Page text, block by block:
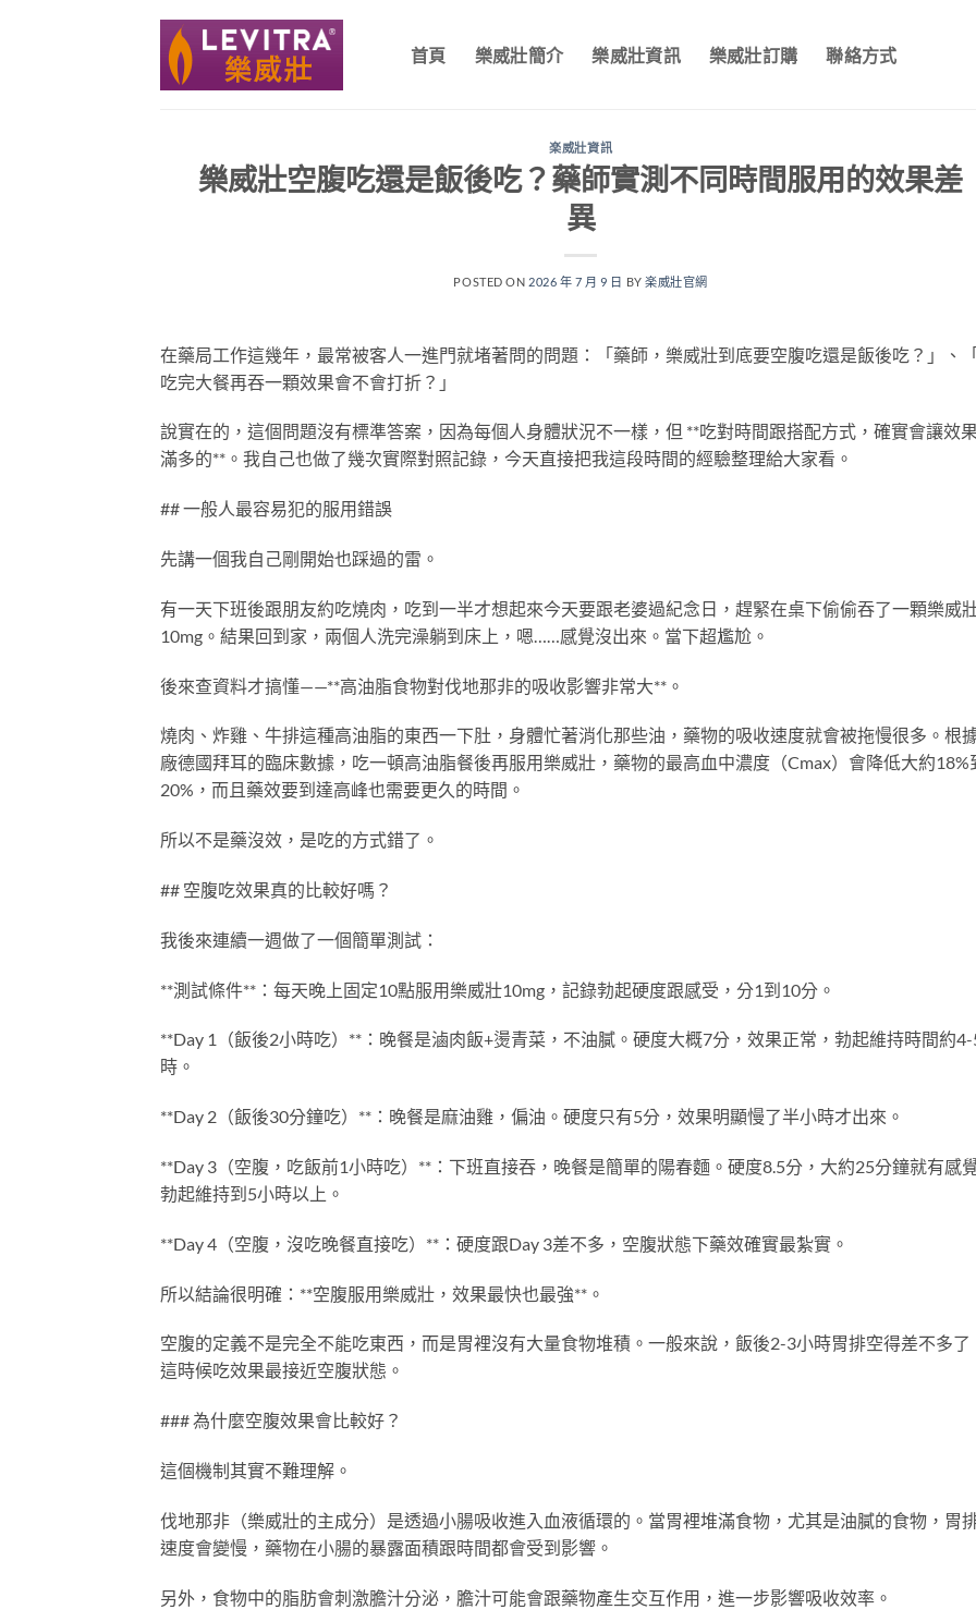
首頁 樂威壯簡介 樂威壯資訊 樂威壯訂購 聯絡方式
楽威壯資訊
樂威壯空腹吃還是飯後吃？藥師實測不同時間服用的效果差
異
POSTED ON 2026 年 7 月 9 日 BY楽威壯官網
在藥局工作這幾年，最常被客人一進門就堵著問的問題：「藥師，樂威壯到底要空腹吃還是飯後吃？」、
吃完大餐再吞一顆效果會不會打折？」
說實在的，這個問題沒有標準答案，因為每個人身體狀況不一樣，但 **吃對時間跟搭配方式，確實會讓效
滿多的**。我自己也做了幾次實際對照記錄，今天直接把我這段時間的經驗整理給大家看。
## 一般人最容易犯的服用錯誤
先講一個我自己剛開始也踩過的雷。
有一天下班後跟朋友約吃燒肉，吃到一半才想起來今天要跟老婆過紀念日，趕緊在桌下偷偷吞了一顆樂威
10mg。結果回到家，兩個人洗完澡躺到床上，嗯……感覺沒出來。當下超尷尬。
後來查資料才搞懂——**高油脂食物對伐地那非的吸收影響非常大**。
燒肉、炸雞、牛排這種高油脂的東西一下肚，身體忙著消化那些油，藥物的吸收速度就會被拖慢很多。根
廠德國拜耳的臨床數據，吃一頓高油脂餐後再服用樂威壯，藥物的最高血中濃度（Cmax）會降低大約18%
20%，而且藥效要到達高峰也需要更久的時間。
所以不是藥沒效，是吃的方式錯了。
## 空腹吃效果真的比較好嗎？
我後來連續一週做了一個簡單測試：
**測試條件**：每天晚上固定10點服用樂威壯10mg，記錄勃起硬度跟感受，分1到10分。
**Day 1（飯後2小時吃）**：晚餐是滷肉飯+燙青菜，不油膩。硬度大概7分，效果正常，勃起維持時間約
時。
**Day 2（飯後30分鐘吃）**：晚餐是麻油雞，偏油。硬度只有5分，效果明顯慢了半小時才出來。
**Day 3（空腹，吃飯前1小時吃）**：下班直接吞，晚餐是簡單的陽春麵。硬度8.5分，大約25分鐘就有感
勃起維持到5小時以上。
**Day 4（空腹，沒吃晚餐直接吃）**：硬度跟Day 3差不多，空腹狀態下藥效確實最紮實。
所以結論很明確：**空腹服用樂威壯，效果最快也最強**。
空腹的定義不是完全不能吃東西，而是胃裡沒有大量食物堆積。一般來說，飯後2-3小時胃排空得差不多了
這時候吃效果最接近空腹狀態。
### 為什麼空腹效果會比較好？
這個機制其實不難理解。
伐地那非（樂威壯的主成分）是透過小腸吸收進入血液循環的。當胃裡堆滿食物，尤其是油膩的食物，胃
速度會變慢，藥物在小腸的暴露面積跟時間都會受到影響。
另外，食物中的脂肪會刺激膽汁分泌，膽汁可能會跟藥物產生交互作用，進一步影響吸收效率。